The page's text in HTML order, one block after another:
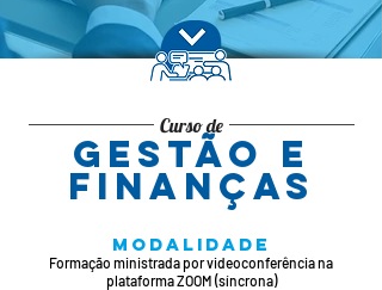
Curso de
gestão e
finanças
MODALIDADE
Formação ministrada por videoconferência na
plataforma ZOOM (síncrona)